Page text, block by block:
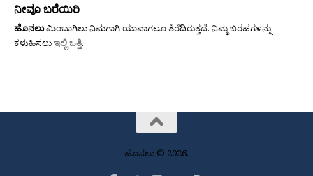
ನೀವೂ ಬರೆಯಿರಿ
ಹೊನಲುಮಿಂಬಾಗಿಲು ನಿಮಗಾಗಿ ಯಾವಾಗಲೂ ತೆರೆದಿರುತ್ತದೆ. ನಿಮ್ಮ ಬರಹಗಳನ್ನು
ಕಳುಹಿಸಲುಇಲ್ಲಿ ಒತ್ತಿ.
ಹೊನಲು © 2026.